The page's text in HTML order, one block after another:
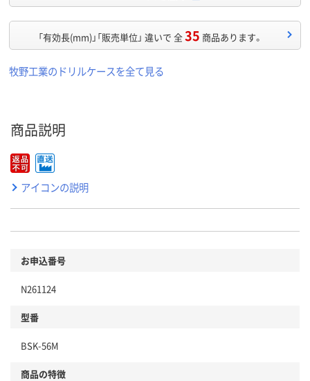
「有効長(mm)」「販売単位」 違いで 全35 商品あります。
牧野工業のドリルケースを全て見る
商品説明
アイコンの説明
お申込番号
N261124
型番
BSK-56M
商品の特徴